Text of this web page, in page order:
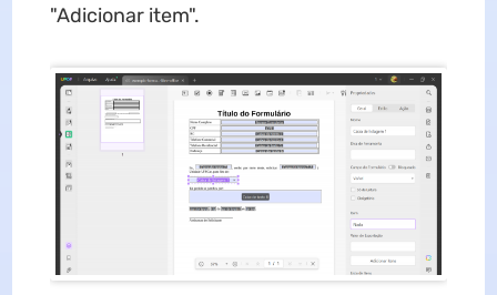
"Adicionar item".